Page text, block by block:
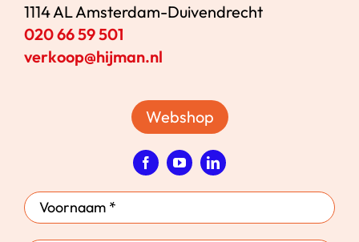
1114 AL Amsterdam-Duivendrecht
020 66 59 501
verkoop@hijman.nl
Webshop